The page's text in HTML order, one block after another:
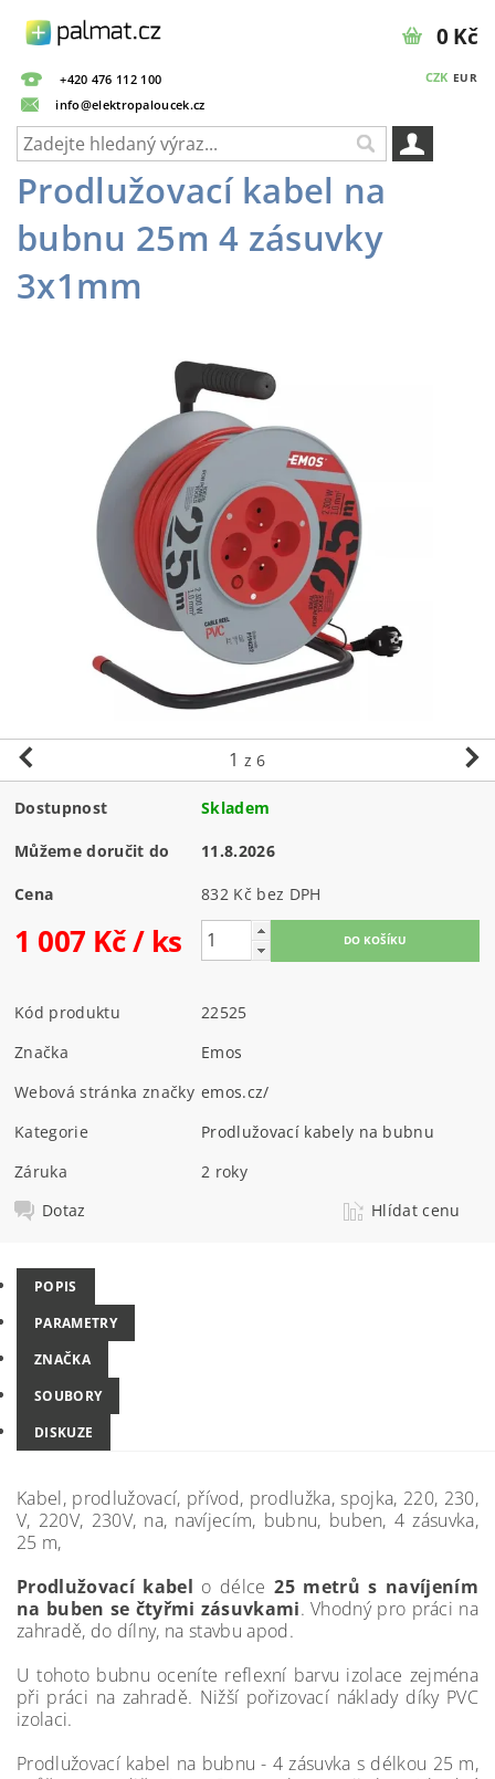
+420 476 112 100
info@elektropaloucek.cz
CZK EUR
0 Kč
Prodlužovací kabel na
bubnu 25m 4 zásuvky
3x1mm
1 z 6
Dostupnost Skladem
Můžeme doručit do 11.8.2026
Cena 832 Kč bez DPH
1 007 Kč/ ks
Kód produktu
22525
Značka
Emos
Webová stránka značky emos.cz/
Kategorie
Prodlužovací kabely na bubnu
Záruka
2 roky
Dotaz
Hlídat cenu
POPIS
PARAMETRY
ZNAČKA
SOUBORY
DISKUZE
Kabel, prodlužovací, přívod, prodlužka, spojka, 220, 230,
V, 220V, 230V, na, navíjecím, bubnu, buben, 4 zásuvka,
25 m,
Prodlužovací kabel o délce25 metrů s navíjením
na buben se čtyřmi zásuvkami. Vhodný pro práci na
zahradě, do dílny, na stavbu apod.
U tohoto bubnu oceníte reflexní barvu izolace zejména
při práci na zahradě. Nižší pořizovací náklady díky PVC
izolaci.
Prodlužovací kabel na bubnu - 4 zásuvka s délkou 25 m,